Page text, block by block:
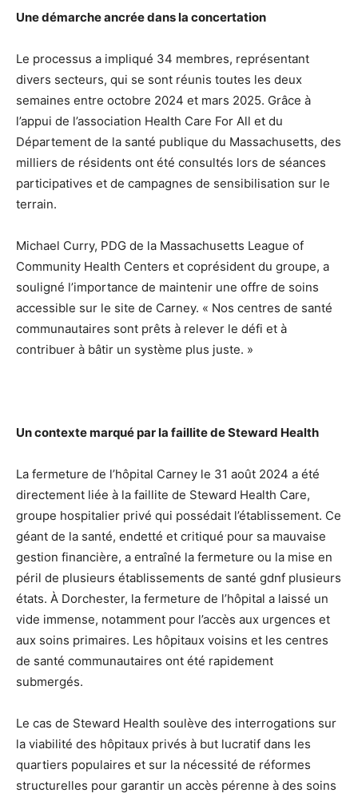
Une démarche ancrée dans la concertation
Le processus a impliqué 34 membres, représentant
divers secteurs, qui se sont réunis toutes les deux
semaines entre octobre 2024 et mars 2025. Grâce à
l’appui de l’association Health Care For All et du
Département de la santé publique du Massachusetts, des
milliers de résidents ont été consultés lors de séances
participatives et de campagnes de sensibilisation sur le
terrain.
Michael Curry, PDG de la Massachusetts League of
Community Health Centers et coprésident du groupe, a
souligné l’importance de maintenir une offre de soins
accessible sur le site de Carney. « Nos centres de santé
communautaires sont prêts à relever le défi et à
contribuer à bâtir un système plus juste. »
Un contexte marqué par la faillite de Steward Health
La fermeture de l’hôpital Carney le 31 août 2024 a été
directement liée à la faillite de Steward Health Care,
groupe hospitalier privé qui possédait l’établissement. Ce
géant de la santé, endetté et critiqué pour sa mauvaise
gestion financière, a entraîné la fermeture ou la mise en
péril de plusieurs établissements de santé gdnf plusieurs
états. À Dorchester, la fermeture de l’hôpital a laissé un
vide immense, notamment pour l’accès aux urgences et
aux soins primaires. Les hôpitaux voisins et les centres
de santé communautaires ont été rapidement
submergés.
Le cas de Steward Health soulève des interrogations sur
la viabilité des hôpitaux privés à but lucratif dans les
quartiers populaires et sur la nécessité de réformes
structurelles pour garantir un accès pérenne à des soins